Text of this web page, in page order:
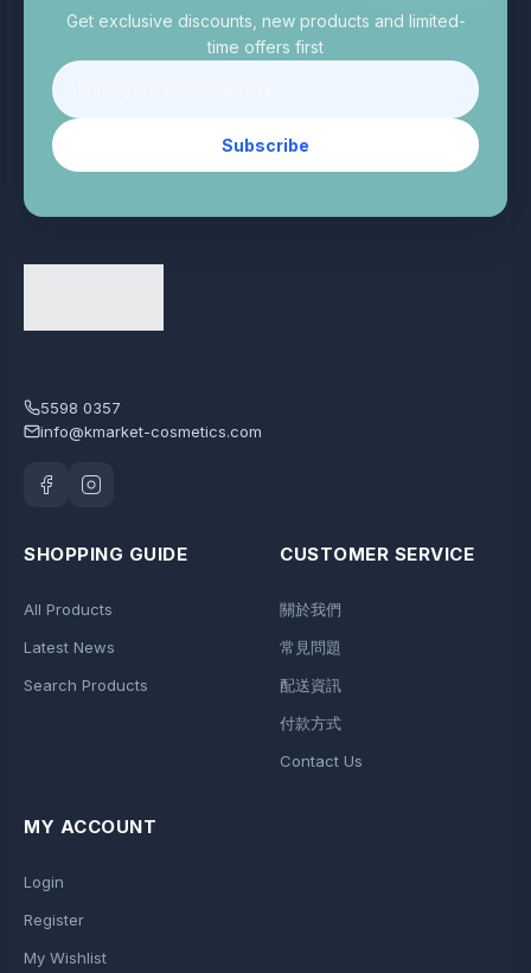
Get exclusive discounts, new products and limited-
time offers first
Subscribe
5598 0357
info@kmarket-cosmetics.com
SHOPPING GUIDE
All Products
Latest News
Search Products
CUSTOMER SERVICE
關於我們
常見問題
配送資訊
付款方式
Contact Us
MY ACCOUNT
Login
Register
My Wishlist